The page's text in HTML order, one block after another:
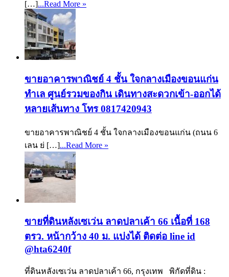
[…]...Read More »
ขายอาคารพาณิชย์ 4 ชั้น ใจกลางเมืองขอนแก่น
ทำเล ศูนย์รวมของกิน เดินทางสะดวกเข้า-ออกได้
หลายเส้นทาง โทร 0817420943
ขายอาคารพาณิชย์ 4 ชั้น ใจกลางเมืองขอนแก่น (ถนน 6
เลน ย่ […]...Read More »
ขายที่ดินหลังเซเว่น ลาดปลาเค้า 66 เนื้อที่ 168
ตรว. หน้ากว้าง 40 ม. แบ่งได้ ติดต่อ line id
@hta6240f
ที่ดินหลังเซเว่น ลาดปลาเค้า 66, กรุงเทพ พิกัดที่ดิน :